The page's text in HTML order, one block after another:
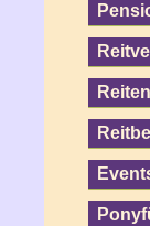
Reiten